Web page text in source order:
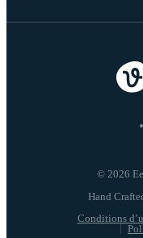
© 2026
Conditions